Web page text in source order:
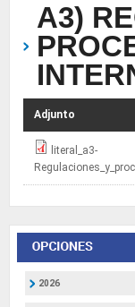
A3)
Adjunto
literal_a3-
2026